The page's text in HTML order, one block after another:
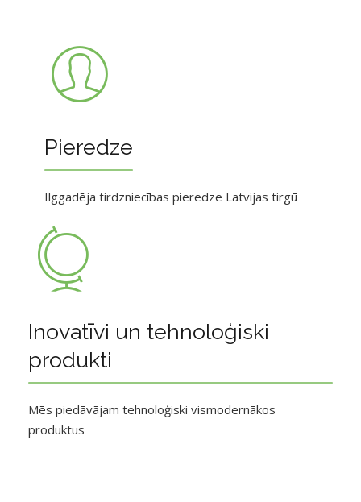
Pieredze
Ilggadēja tirdzniecības pieredze Latvijas tirgū
Inovatīvi un tehnoloģiski
produkti
Mēs piedāvājam tehnoloģiski vismodernākos
produktus